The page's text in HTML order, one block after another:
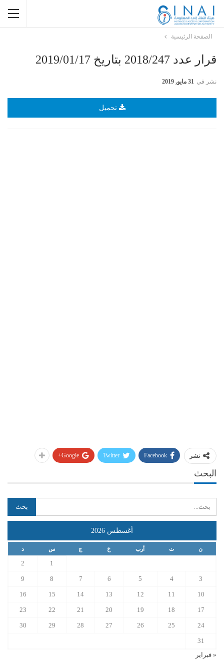
الصفحة الرئيسية
قرار عدد 2018/247 بتاريخ 2019/01/17
نشر في 31 مايو, 2019
تحميل
نشر Facebook
Twitter
Google+
البحث
أغسطس 2026
ن ث أرب خ ج س د
1
2
3
4
5
6
7
8
9
10
11
12
13
14
15
16
17
18
19
20
21
22
23
24
25
26
27
28
29
30
31
« فبراير